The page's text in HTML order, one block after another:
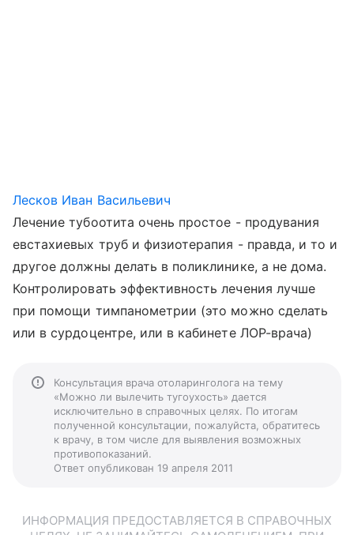
Лесков Иван Васильевич
Лечение тубоотита очень простое - продувания
евстахиевых труб и физиотерапия - правда, и то и
другое должны делать в поликлинике, а не дома.
Контролировать эффективность лечения лучше
при помощи тимпанометрии (это можно сделать
или в сурдоцентре, или в кабинете ЛОР-врача)
Консультация врача отоларинголога на тему
«Можно ли вылечить тугоухость» дается
исключительно в справочных целях. По итогам
полученной консультации, пожалуйста, обратитесь
к врачу, в том числе для выявления возможных
противопоказаний.
Ответ опубликован 19 апреля 2011
ИНФОРМАЦИЯ ПРЕДОСТАВЛЯЕТСЯ В СПРАВОЧНЫХ